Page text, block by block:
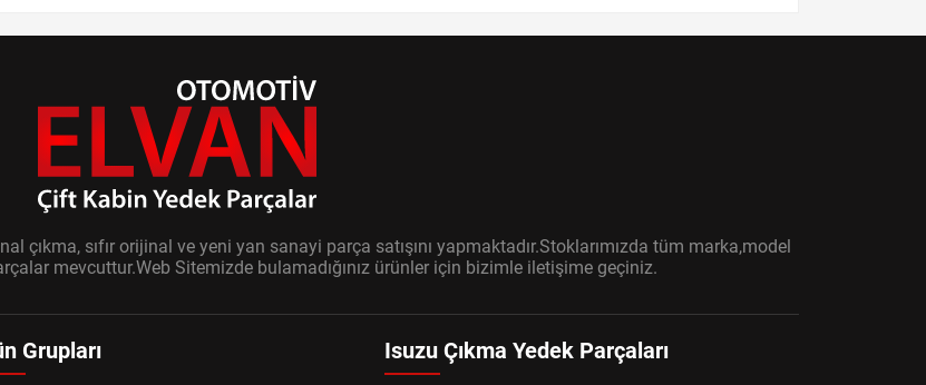
çıkma, sıfır orijinal ve yeni yan sanayi parça satışını yapmaktadır.Stoklarımızda tüm marka,model
mevcuttur.Web Sitemizde bulamadığınız ürünler için bizimle iletişime geçiniz.
Grupları Isuzu Çıkma Yedek Parçaları